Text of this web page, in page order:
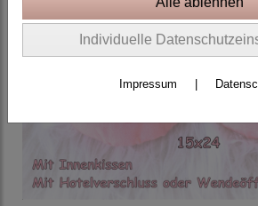
Individuelle
Impressum